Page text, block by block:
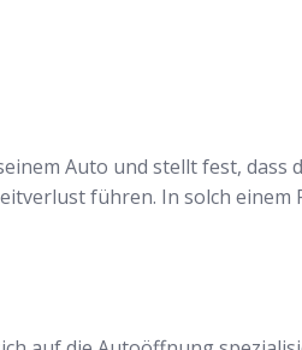
Auto und stellt fest, dass
führen. In solch einem